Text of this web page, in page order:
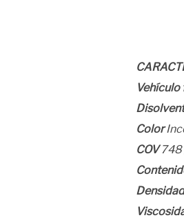
Vehículo
Color
COV748
Densidad